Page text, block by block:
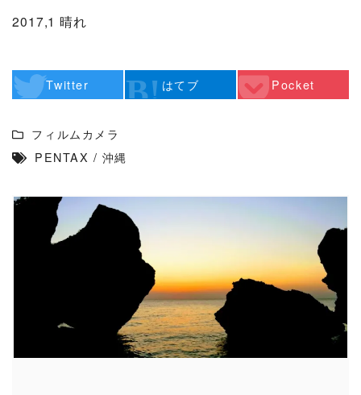
2017,1 晴れ
Twitter はてブ Pocket
フィルムカメラ
PENTAX / 沖縄